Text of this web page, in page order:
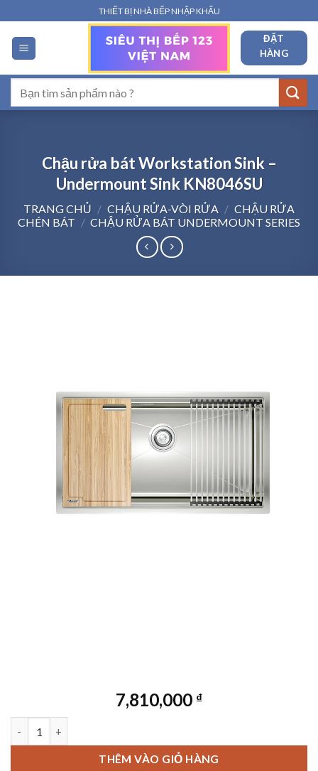
qua
nội
dung
THIẾT BỊ NHÀ BẾP NHẬP KHẨU
ĐẶT
HÀNG
kiếm:
Chậu rửa bát Workstation Sink –
Undermount Sink KN8046SU
TRANG CHỦ / CHẬU RỬA-VÒI RỬA / CHẬU RỬA
CHÉN BÁT / CHẬU RỬA BÁT UNDERMOUNT SERIES
7,810,000 ₫
THÊM VÀO GIỎ HÀNG